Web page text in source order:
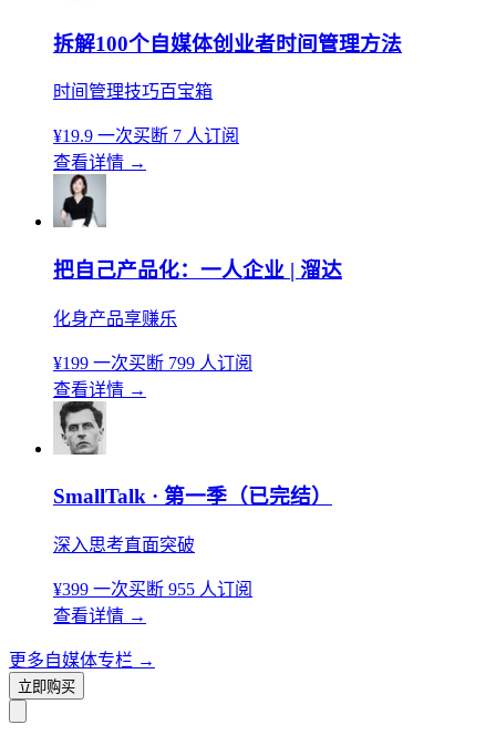
拆解100个自媒体创业者时间管理方法
时间管理技巧百宝箱
¥19.9 一次买断 7 人订阅
查看详情 →
把自己产品化：一人企业 | 溜达
化身产品享赚乐
¥199 一次买断 799 人订阅
查看详情 →
SmallTalk · 第一季（已完结）
深入思考直面突破
¥399 一次买断 955 人订阅
查看详情 →
更多自媒体专栏 →
立即购买